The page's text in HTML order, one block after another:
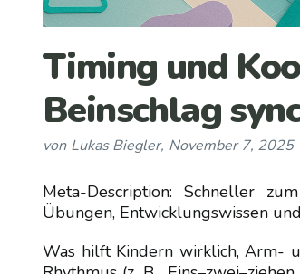
Timing und
Beinschlag
von Lukas Biegler, November 7, 2025
Meta-Description: Schneller
Übungen, Entwicklungswissen
Was hilft Kindern wirklich, Arm-